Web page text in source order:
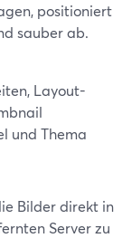
positioniert
sauber ab.
Layout-
und Thema
Bilder direkt in
Server zu